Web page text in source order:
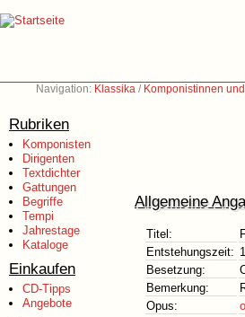
Navigation: Klassika / Komponistinnen
Rubriken
Komponisten
Dirigenten
Textdichter
Gattungen
Begriffe
Tempi
Jahrestage
Kataloge
Einkaufen
CD-Tipps
Angebote
Allgemeine
Titel:
Entstehungszeit:
Besetzung:
Bemerkung:
Opus: